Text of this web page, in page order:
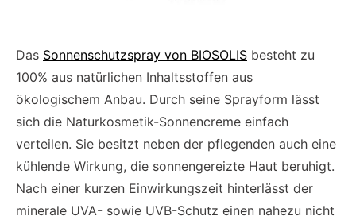
Das Sonnenschutzspray von BIOSOLIS besteht zu
100% aus natürlichen Inhaltsstoffen aus
ökologischem Anbau. Durch seine Sprayform lässt
sich die Naturkosmetik-Sonnencreme einfach
verteilen. Sie besitzt neben der pflegenden auch eine
kühlende Wirkung, die sonnengereizte Haut beruhigt.
Nach einer kurzen Einwirkungszeit hinterlässt der
minerale UVA- sowie UVB-Schutz einen nahezu nicht